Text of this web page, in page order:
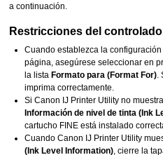
a continuación.
Restricciones del
Cuando establezca la
página, asegúrese seleccionar en
la lista Formato para (Format For).
imprima correctamente.
SiCanon IJ Printer Utility no
Información de nivel de tinta (Ink
cartucho FINE está instalado
CuandoCanon IJ Printer Utility
(Ink Level Information), cierre la